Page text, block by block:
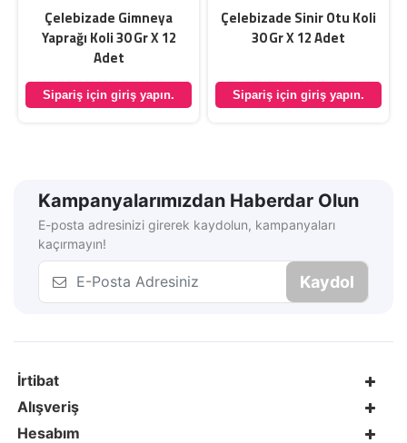
Çelebizade Gimneya
Yaprağı Koli 30 Gr X 12
Adet
Sipariş için giriş yapın.
Çelebizade Sinir Otu Koli
30 Gr X 12 Adet
Sipariş için giriş yapın.
Kampanyalarımızdan Haberdar Olun
E-posta adresinizi girerek kaydolun, kampanyaları
kaçırmayın!
Kaydol
İrtibat
Alışveriş
Hesabım